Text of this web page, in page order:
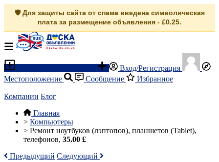
🛡️ Для защиты сайта от спама введена символическая
плата за размещение объявления - £0.25.
Вход/Регистрация
Местоположение
Сообщение Избранное
Компании Блог
Главная
> Компьютеры
> Ремонт ноутбуков (лэптопов), планшетов (Tablet),
телефонов, 35.00 £
Предыдущий Следующий